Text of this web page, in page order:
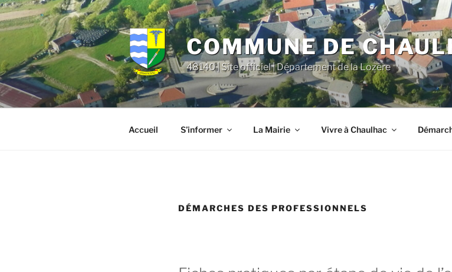
principal
Aller
au
contenu
principal
COMMUNE DE
48140 | Site officiel | Département de la Lozère
Accueil S’informer La Mairie Vivre à Chaulhac
DÉMARCHES DES PROFESSIONNELS